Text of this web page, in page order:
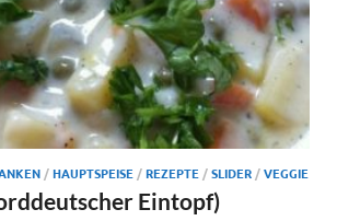
/HAUPTSPEISE /REZEPTE /SLIDER /VEGGIE
Eintopf)